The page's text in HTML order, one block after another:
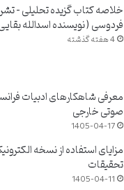
خلاصه کتاب گزیده تحلیلی –
فردوسی ( نویسنده اسدالله
4 هفته گذشته
معرفی شاهکارهای ادبیات
صوتی خارجی
1405-04-17
مزایای استفاده از نسخه
تحقیقات
1405-04-11